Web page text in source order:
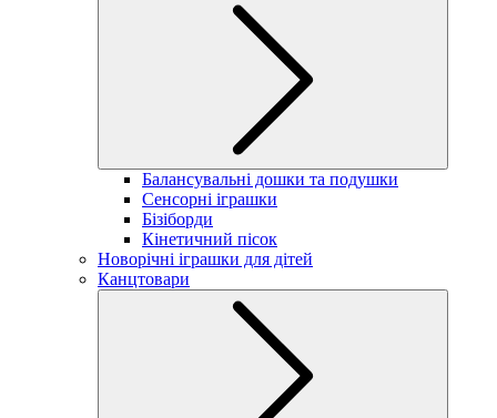
Балансувальні дошки та подушки
Сенсорні іграшки
Бізіборди
Кінетичний пісок
Новорічні іграшки для дітей
Канцтовари